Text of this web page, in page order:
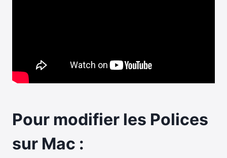
Pour modifier les Polices
sur Mac :